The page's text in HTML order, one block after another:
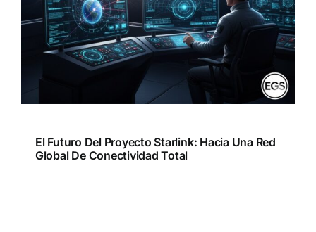
El Futuro Del Proyecto Starlink: Hacia Una Red
Global De Conectividad Total